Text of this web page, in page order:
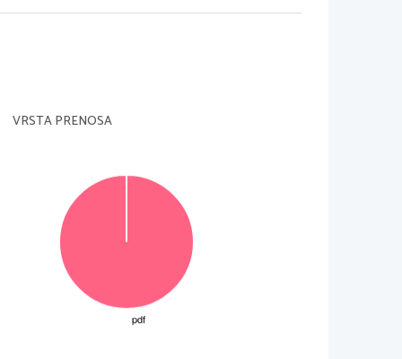
VRSTA PRENOSA